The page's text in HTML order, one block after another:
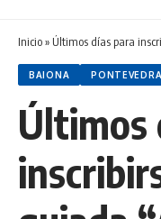
Inicio» Últimos días para inscribirse na visita guiada “A
BAIONA PONTEVEDRA
Últimos